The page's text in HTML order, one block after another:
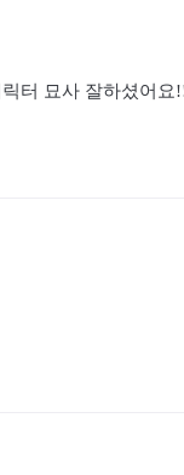
터 묘사 잘하셨어요